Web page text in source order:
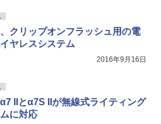
クリップオンフラッシュ用の電
ヤレスシステム
2016年9月16日
IIとα7S IIが無線式ライティング
に対応